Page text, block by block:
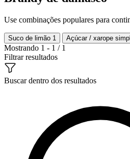
Use combinações populares para
Suco de limão 1 Açúcar / xarope
Mostrando 1 - 1 / 1
Filtrar resultados
Buscar dentro dos resultados